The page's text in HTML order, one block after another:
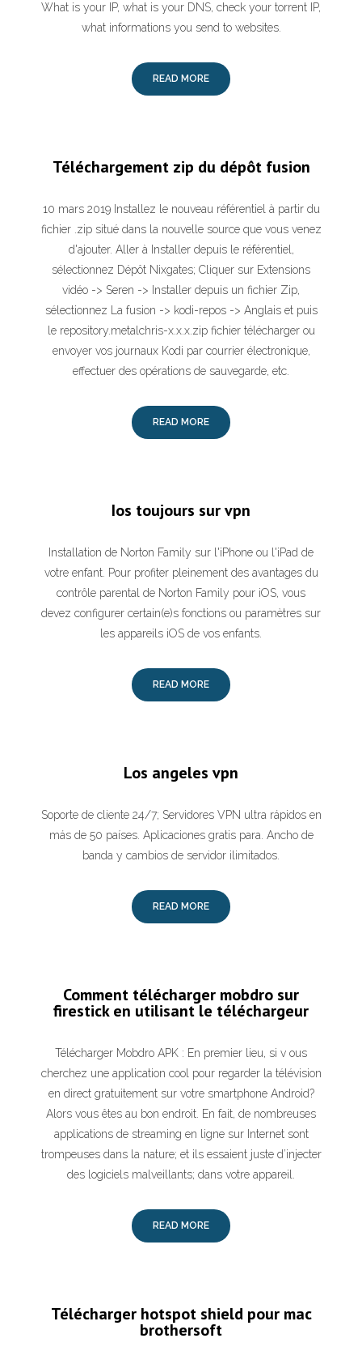
What is your IP, what is your DNS, check your torrent IP,
what informations you send to websites.
READ MORE
Téléchargement zip du dépôt fusion
10 mars 2019 Installez le nouveau référentiel à partir du
fichier .zip situé dans la nouvelle source que vous venez
d'ajouter. Aller à Installer depuis le référentiel,
sélectionnez Dépôt Nixgates; Cliquer sur Extensions
vidéo -> Seren -> Installer depuis un fichier Zip,
sélectionnez La fusion -> kodi-repos -> Anglais et puis
le repository.metalchris-x.x.x.zip fichier télécharger ou
envoyer vos journaux Kodi par courrier électronique,
effectuer des opérations de sauvegarde, etc.
READ MORE
Ios toujours sur vpn
Installation de Norton Family sur l'iPhone ou l'iPad de
votre enfant. Pour profiter pleinement des avantages du
contrôle parental de Norton Family pour iOS, vous
devez configurer certain(e)s fonctions ou paramètres sur
les appareils iOS de vos enfants.
READ MORE
Los angeles vpn
Soporte de cliente 24/7; Servidores VPN ultra rápidos en
más de 50 países. Aplicaciones gratis para. Ancho de
banda y cambios de servidor ilimitados.
READ MORE
Comment télécharger mobdro sur
firestick en utilisant le téléchargeur
Télécharger Mobdro APK : En premier lieu, si v ous
cherchez une application cool pour regarder la télévision
en direct gratuitement sur votre smartphone Android?
Alors vous êtes au bon endroit. En fait, de nombreuses
applications de streaming en ligne sur Internet sont
trompeuses dans la nature; et ils essaient juste d’injecter
des logiciels malveillants; dans votre appareil.
READ MORE
Télécharger hotspot shield pour mac
brothersoft